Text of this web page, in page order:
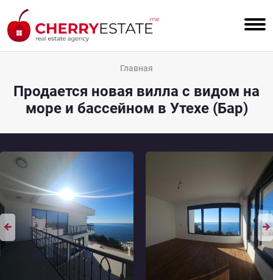
Главная
Продается новая вилла с видом на
море и бассейном в Утехе (Бар)